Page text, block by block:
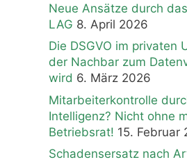
Neue Ansätze durch
LAG 8. April 2026
Die DSGVO im privaten
der Nachbar zum
wird 6. März 2026
Mitarbeiterkontrolle
Intelligenz? Nicht ohne
Betriebsrat! 15. Februar
Schadensersatz nach